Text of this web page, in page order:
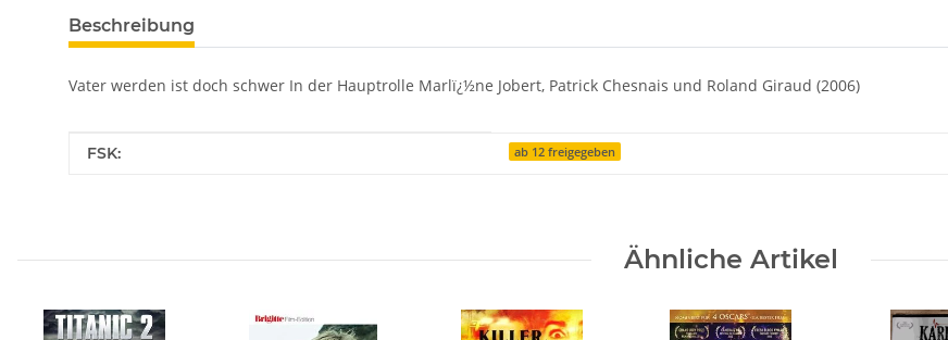
Beschreibung
Vater werden ist doch schwer In der Hauptrolle Marlï¿½ne Jobert, Patrick Chesnais und Roland Giraud (2006)
Produkteigenschaft
Wert
FSK: ab 12 freigegeben
Ähnliche Artikel